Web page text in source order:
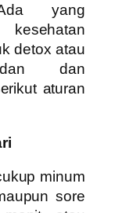
yang
kesehatan
detox atau
dan
aturan
minum
sore